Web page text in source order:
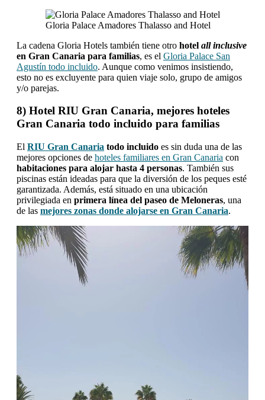
Gloria Palace Amadores Thalasso and Hotel
La cadena Gloria Hotels también tiene otro hotel all inclusive
en Gran Canaria para familias, es el Gloria Palace San
Agustín todo incluido. Aunque como venimos insistiendo,
esto no es excluyente para quien viaje solo, grupo de amigos
y/o parejas.
8) Hotel RIU Gran Canaria, mejores hoteles
Gran Canaria todo incluido para familias
El RIU Gran Canaria todo incluido es sin duda una de las
mejores opciones de hoteles familiares en Gran Canaria con
habitaciones para alojar hasta 4 personas. También sus
piscinas están ideadas para que la diversión de los peques esté
garantizada. Además, está situado en una ubicación
privilegiada en primera línea del paseo de Meloneras, una
de las mejores zonas donde alojarse en Gran Canaria.